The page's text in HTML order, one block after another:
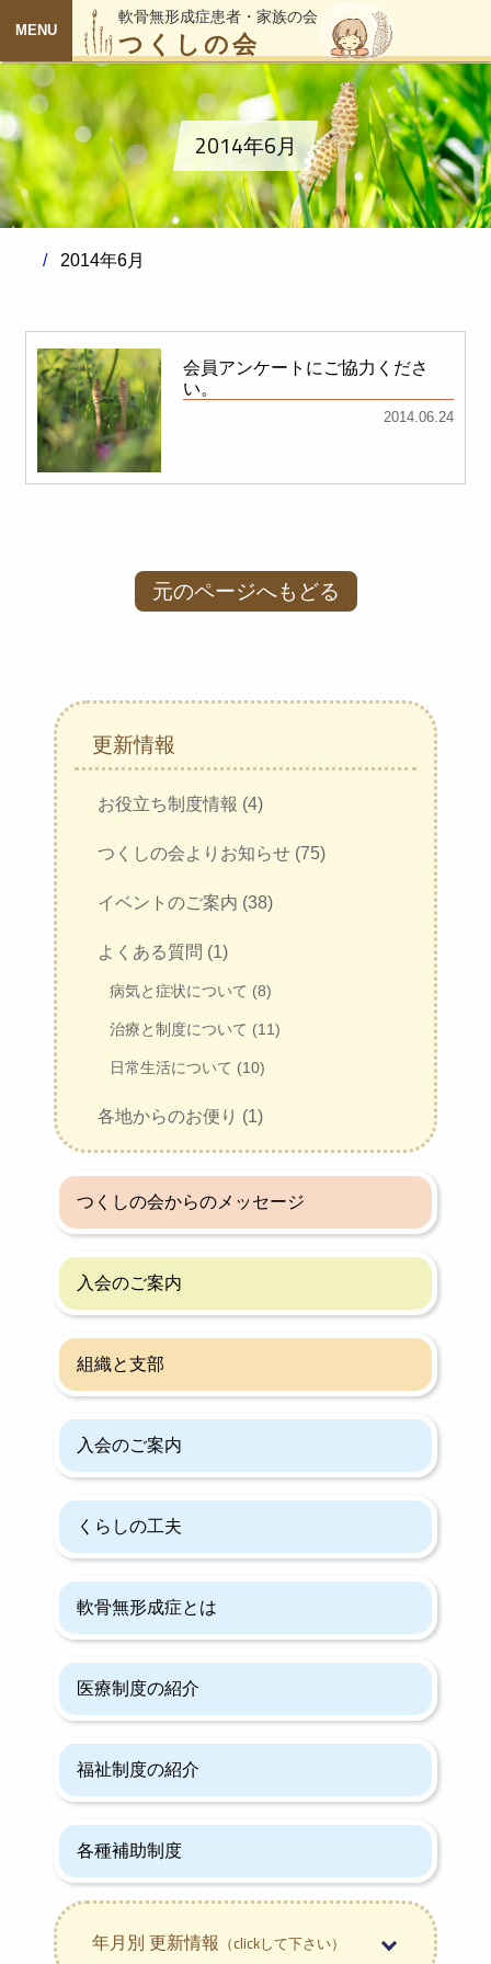
MENU 軟骨無形成症患者・家族の会
つくしの会
2014年6月
2014年6月
会員アンケートにご協力くださ
い。
2014.06.24
元のページへもどる
更新情報
お役立ち制度情報 (4)
つくしの会よりお知らせ (75)
イベントのご案内 (38)
よくある質問 (1)
病気と症状について (8)
治療と制度について (11)
日常生活について (10)
各地からのお便り (1)
つくしの会からのメッセージ
入会のご案内
組織と支部
入会のご案内
くらしの工夫
軟骨無形成症とは
医療制度の紹介
福祉制度の紹介
各種補助制度
年月別 更新情報 （clickして下さい）